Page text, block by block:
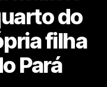
do
filha
Pará